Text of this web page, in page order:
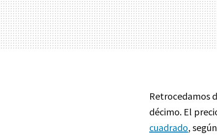
Retrocedamos
décimo. El
cuadrado,